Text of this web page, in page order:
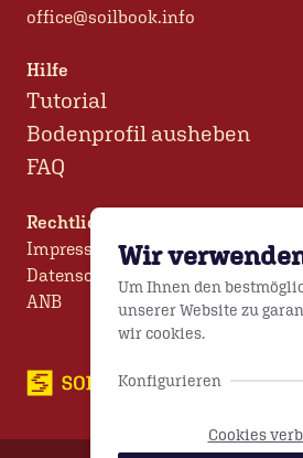
office@soilbook.info
Hilfe
Tutorial
Bodenprofil ausheben
FAQ
Rechtliches
Impressum
Datenschutz
ANB
Wir
Um Ihnen den
unserer Website zu
wir cookies.
Konfigurieren
Cookies